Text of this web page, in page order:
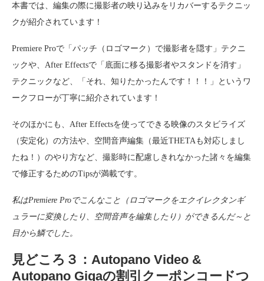
本書では、編集の際に撮影者の映り込みをリカバーするテクニッ
クが紹介されています！
Premiere Proで「パッチ（ロゴマーク）で撮影者を隠す」テクニ
ックや、After Effectsで「底面に移る撮影者やスタンドを消す」
テクニックなど、「それ、知りたかったんです！！！」というワ
ークフローが丁寧に紹介されています！
そのほかにも、After Effectsを使ってできる映像のスタビライズ
（安定化）の方法や、空間音声編集（最近THETAも対応しまし
たね！）のやり方など、撮影時に配慮しきれなかった諸々を編集
で修正するためのTipsが満載です。
私はPremiere Proでこんなこと（ロゴマークをエクイレクタンギ
ュラーに変換したり、空間音声を編集したり）ができるんだ～と
目から鱗でした。
見どころ３：Autopano Video &
Autopano Gigaの割引クーポンコードつ